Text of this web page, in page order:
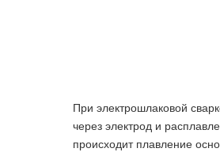
При электрошлаковой
через электрод и
происходит плавление